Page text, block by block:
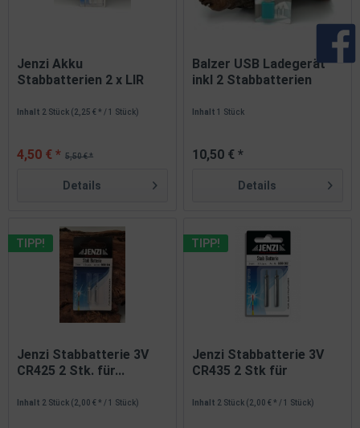
Jenzi Akku
Stabbatterien 2 x LIR
Inhalt 2 Stück (2,25 € * / 1 Stück)
5,50 € *
4,50 € *
Details
Balzer USB Ladegerät
inkl 2 Stabbatterien
Inhalt1 Stück
10,50 € *
Details
TIPP!
Jenzi Stabbatterie 3V
CR425 2 Stk. für...
Inhalt 2 Stück (2,00 € * / 1 Stück)
TIPP!
Jenzi Stabbatterie 3V
CR435 2 Stk für
Inhalt 2 Stück (2,00 € * / 1 Stück)